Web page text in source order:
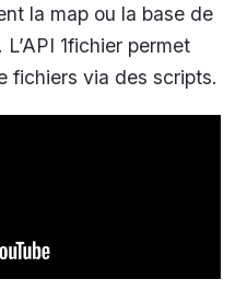
la map ou la base de
1fichier permet
fichiers via des scripts.